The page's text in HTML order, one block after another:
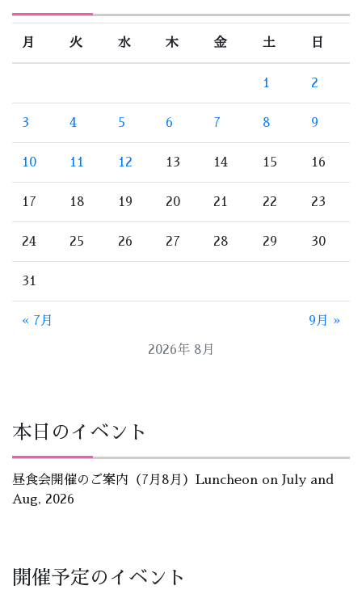
2026年 8月
月 火 水 木 金 土 日
1 2
3 4 5 6 7 8 9
10 11 12 13 14 15 16
17 18 19 20 21 22 23
24 25 26 27 28 29 30
31
« 7月 9月 »
本日のイベント
昼食会開催のご案内（7月8月）Luncheon on July and
Aug, 2026
開催予定のイベント